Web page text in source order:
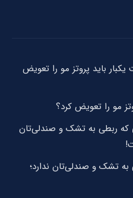
باید پروتز مو را تعویض
مو را تعویض کرد؟
که ربطی به تشک و صندلی‌تان
تشک و صندلی‌تان ندارد؛